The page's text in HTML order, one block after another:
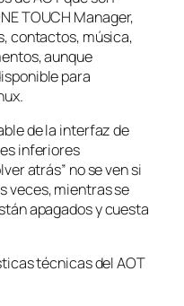
TOUCH Manager,
contactos, música,
aunque
para
de la interfaz de
inferiores
atrás” no se ven si
veces, mientras se
apagados y cuesta
técnicas del AOT